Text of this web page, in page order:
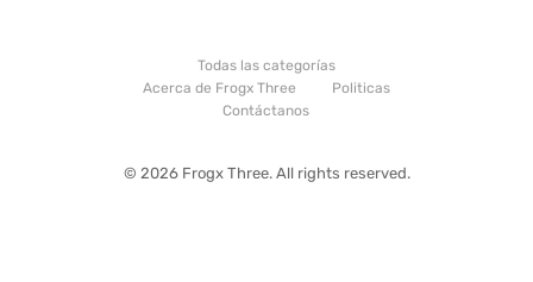
Todas las categorías
Acerca de Frogx Three
Politicas
Contáctanos
© 2026 Frogx Three. All rights reserved.